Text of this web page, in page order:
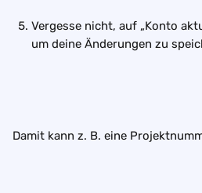
Vergesse nicht, auf „Konto
um deine Änderungen zu
Damit kann z. B. eine